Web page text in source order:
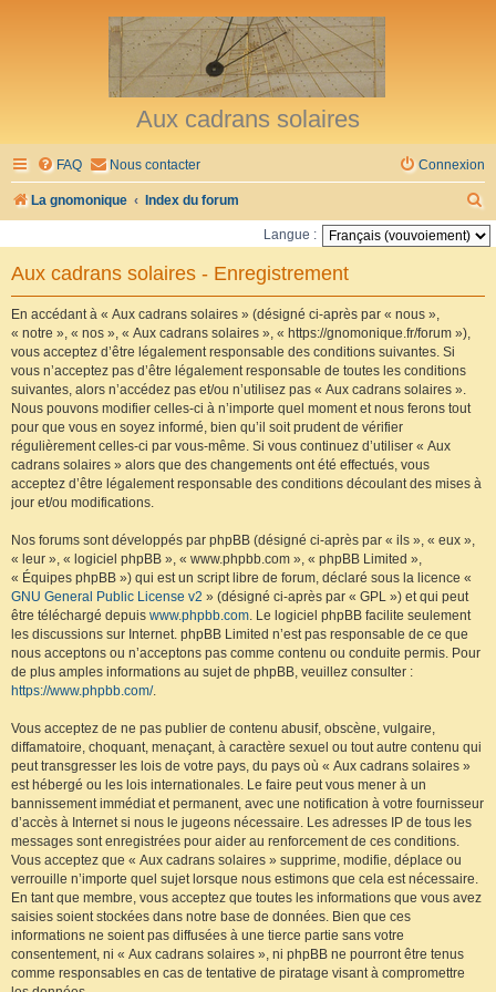
Aux cadrans solaires
FAQ Nous contacter Connexion
La gnomonique Index du forum
e
Langue :
Aux cadrans solaires - Enregistrement
En accédant à « Aux cadrans solaires » (désigné ci-après par « nous »,
« notre », « nos », « Aux cadrans solaires », « https://gnomonique.fr/forum »),
vous acceptez d’être légalement responsable des conditions suivantes. Si
vous n’acceptez pas d’être légalement responsable de toutes les conditions
suivantes, alors n’accédez pas et/ou n’utilisez pas « Aux cadrans solaires ».
Nous pouvons modifier celles-ci à n’importe quel moment et nous ferons tout
pour que vous en soyez informé, bien qu’il soit prudent de vérifier
régulièrement celles-ci par vous-même. Si vous continuez d’utiliser « Aux
cadrans solaires » alors que des changements ont été effectués, vous
acceptez d’être légalement responsable des conditions découlant des mises à
jour et/ou modifications.
Nos forums sont développés par phpBB (désigné ci-après par « ils », « eux »,
« leur », « logiciel phpBB », « www.phpbb.com », « phpBB Limited »,
« Équipes phpBB ») qui est un script libre de forum, déclaré sous la licence «
GNU General Public License v2 » (désigné ci-après par « GPL ») et qui peut
être téléchargé depuis www.phpbb.com. Le logiciel phpBB facilite seulement
les discussions sur Internet. phpBB Limited n’est pas responsable de ce que
nous acceptons ou n’acceptons pas comme contenu ou conduite permis. Pour
de plus amples informations au sujet de phpBB, veuillez consulter :
https://www.phpbb.com/.
Vous acceptez de ne pas publier de contenu abusif, obscène, vulgaire,
diffamatoire, choquant, menaçant, à caractère sexuel ou tout autre contenu qui
peut transgresser les lois de votre pays, du pays où « Aux cadrans solaires »
est hébergé ou les lois internationales. Le faire peut vous mener à un
bannissement immédiat et permanent, avec une notification à votre fournisseur
d’accès à Internet si nous le jugeons nécessaire. Les adresses IP de tous les
messages sont enregistrées pour aider au renforcement de ces conditions.
Vous acceptez que « Aux cadrans solaires » supprime, modifie, déplace ou
verrouille n’importe quel sujet lorsque nous estimons que cela est nécessaire.
En tant que membre, vous acceptez que toutes les informations que vous avez
saisies soient stockées dans notre base de données. Bien que ces
informations ne soient pas diffusées à une tierce partie sans votre
consentement, ni « Aux cadrans solaires », ni phpBB ne pourront être tenus
comme responsables en cas de tentative de piratage visant à compromettre